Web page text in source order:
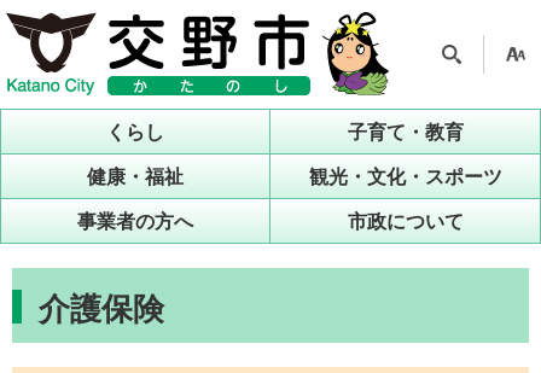
ル
くらし
子育て・教育
健康・福祉
観光・文化・スポーツ
事業者の方へ
市政について
介護保険